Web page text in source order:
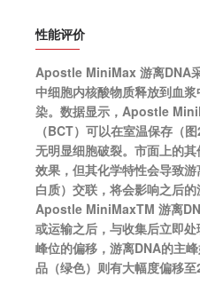
性能评价
Apostle MiniMax 游离DNA
中细胞内核酸物质释放到血
染。数据显示，Apostle
（BCT）可以在室温保存（
无明显细胞破裂。市面上的
效果，但其化学特性会导致
白质）交联，将会影响之后
Apostle MiniMaxTM 游离
或运输之后，与收集后立即
峰位的偏移，游离DNA的主
品（绿色）则有大幅度偏移至